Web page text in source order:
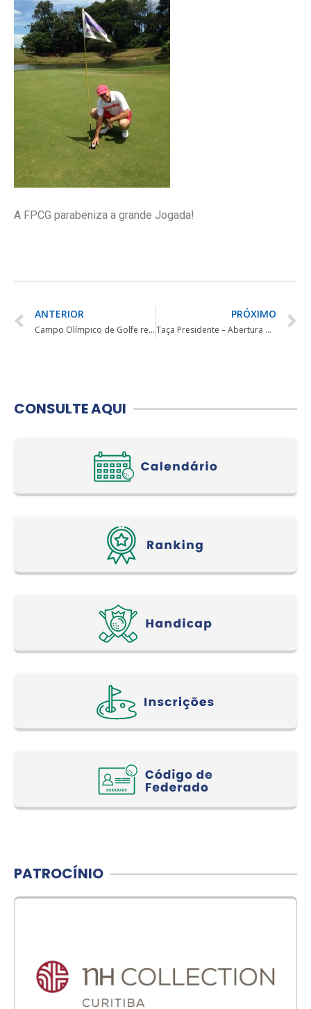
A FPCG parabeniza a grande Jogada!
ANTERIOR
Campo Olímpico de Golfe recebeu nesta terça-feira (8) o evento-teste para os Jogos de 2016
PRÓXIMO
Taça Presidente – Abertura Oficial da Temporada 2016
CONSULTE AQUI
PATROCÍNIO